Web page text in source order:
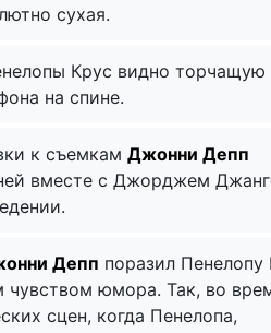
сухая.
Крус видно торчащую
на спине.
к съемкам Джонни Депп
вместе с Джорджем
Депп поразил Пенелопу
юмора. Так, во
сцен, когда Пенелопа,